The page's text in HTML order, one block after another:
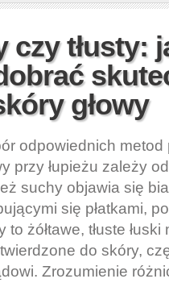
i
czy tłusty:
głowy
odpowiednich metod
przy łupieżu zależy
suchy objawia się
się płatkami,
to żółtawe, tłuste
do skóry,
Zrozumienie